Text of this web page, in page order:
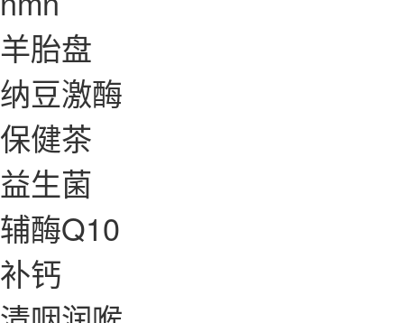
羊胎盘
纳豆激酶
保健茶
益生菌
辅酶Q10
补钙